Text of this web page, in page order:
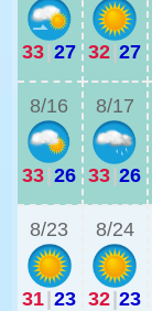
33|27 32|27
8/16
33|26
8/17
33|26
8/23
31|23
8/24
32|23